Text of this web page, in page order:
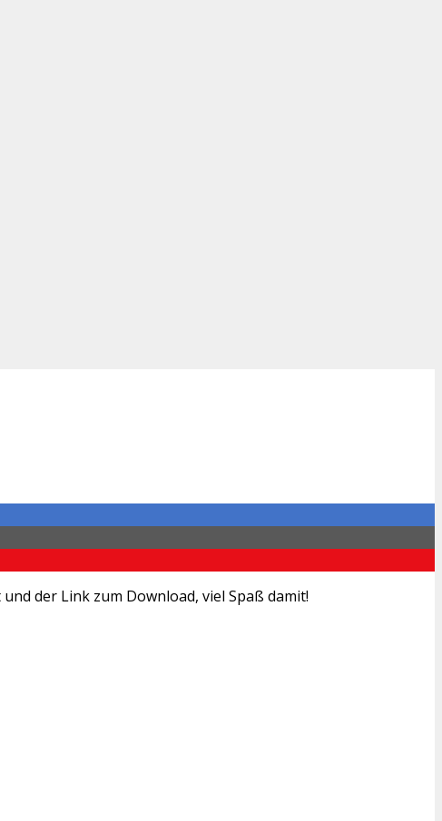
der Link zum Download, viel Spaß damit!